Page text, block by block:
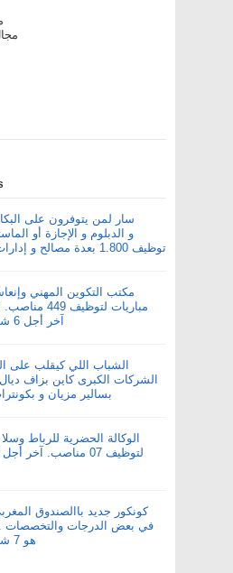
سار لمن يتوفرون على
توظيف 1.800 بعدة مصالح و إدارات عمومية
مكتب التكوين المهني
آخر أجل 6 شتنبر 2026
الشباب اللي كيقلب على
الشركات الكبرى كاين بزاف
بسالير مزيان و
الوكالة الحضرية للرباط
كونكور جديد باالصندوق
في بعض الدرجات والتخصصات
هو 7 شتنبر 2026